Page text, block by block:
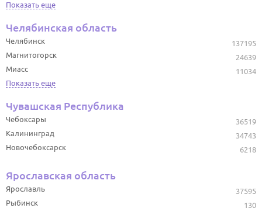
Показать еще
Челябинская область
137195
Челябинск
24639
Магнитогорск
11034
Миасс
Показать еще
Чувашская Республика
36519
Чебоксары
34743
Калининград
6218
Новочебоксарск
Ярославская область
37595
Ярославль
130
Рыбинск